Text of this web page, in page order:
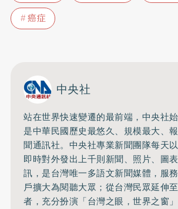
癌症
中央社
站在世界快速變遷的最前端，中央社
是中華民國歷史最悠久、規模最大、
聞通訊社。中央社專業新聞團隊每天
即時對外發出上千則新聞、照片、圖
訊，是台灣唯一多語文新聞媒體，服
戶擴大為閱聽大眾；從台灣民眾延伸
者，充分扮演「台灣之眼，世界之窗」